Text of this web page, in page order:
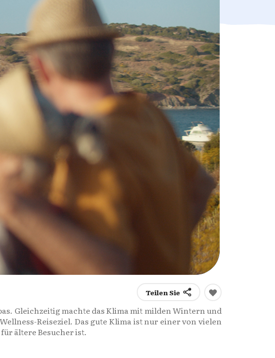
Teilen Sie
Gleichzeitig machte das Klima mit milden Wintern und
Reiseziel. Das gute Klima ist nur einer von vielen
ältere Besucher ist.